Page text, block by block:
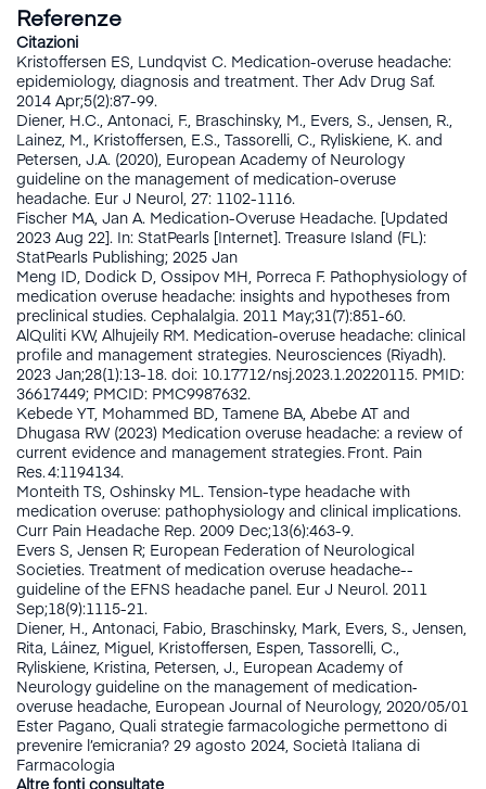
Referenze
Citazioni
Kristoffersen ES, Lundqvist C. Medication-overuse headache:
epidemiology, diagnosis and treatment. Ther Adv Drug Saf.
2014 Apr;5(2):87-99.
Diener, H.C., Antonaci, F., Braschinsky, M., Evers, S., Jensen, R.,
Lainez, M., Kristoffersen, E.S., Tassorelli, C., Ryliskiene, K. and
Petersen, J.A. (2020), European Academy of Neurology
guideline on the management of medication-overuse
headache. Eur J Neurol, 27: 1102-1116.
Fischer MA, Jan A. Medication-Overuse Headache. [Updated
2023 Aug 22]. In: StatPearls [Internet]. Treasure Island (FL):
StatPearls Publishing; 2025 Jan
Meng ID, Dodick D, Ossipov MH, Porreca F. Pathophysiology of
medication overuse headache: insights and hypotheses from
preclinical studies. Cephalalgia. 2011 May;31(7):851-60.
AlQuliti KW, Alhujeily RM. Medication-overuse headache: clinical
profile and management strategies. Neurosciences (Riyadh).
2023 Jan;28(1):13-18. doi: 10.17712/nsj.2023.1.20220115. PMID:
36617449; PMCID: PMC9987632.
Kebede YT, Mohammed BD, Tamene BA, Abebe AT and
Dhugasa RW (2023) Medication overuse headache: a review of
current evidence and management strategies. Front. Pain
Res. 4:1194134.
Monteith TS, Oshinsky ML. Tension-type headache with
medication overuse: pathophysiology and clinical implications.
Curr Pain Headache Rep. 2009 Dec;13(6):463-9.
Evers S, Jensen R; European Federation of Neurological
Societies. Treatment of medication overuse headache--
guideline of the EFNS headache panel. Eur J Neurol. 2011
Sep;18(9):1115-21.
Diener, H., Antonaci, Fabio, Braschinsky, Mark, Evers, S., Jensen,
Rita, Láinez, Miguel, Kristoffersen, Espen, Tassorelli, C.,
Ryliskiene, Kristina, Petersen, J., European Academy of
Neurology guideline on the management of medication‐
overuse headache, European Journal of Neurology, 2020/05/01
Ester Pagano, Quali strategie farmacologiche permettono di
prevenire l’emicrania? 29 agosto 2024, Società Italiana di
Farmacologia
Altre fonti consultate